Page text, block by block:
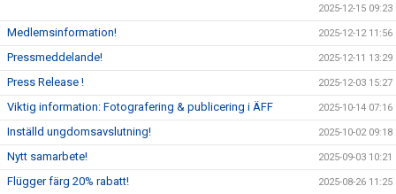
2025-12-15 09:23
Medlemsinformation! 2025-12-12 11:56
Pressmeddelande! 2025-12-11 13:29
Press Release ! 2025-12-03 15:27
Viktig information: Fotografering & publicering i ÄFF 2025-10-14 07:16
Inställd ungdomsavslutning! 2025-10-02 09:18
Nytt samarbete! 2025-09-03 10:21
Flügger färg 20% rabatt! 2025-08-26 11:25